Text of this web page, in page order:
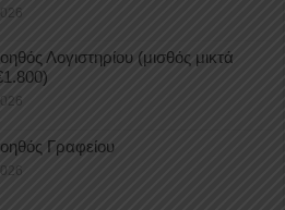
Λογιστηρίου (μισθός μικτά
Γραφείου